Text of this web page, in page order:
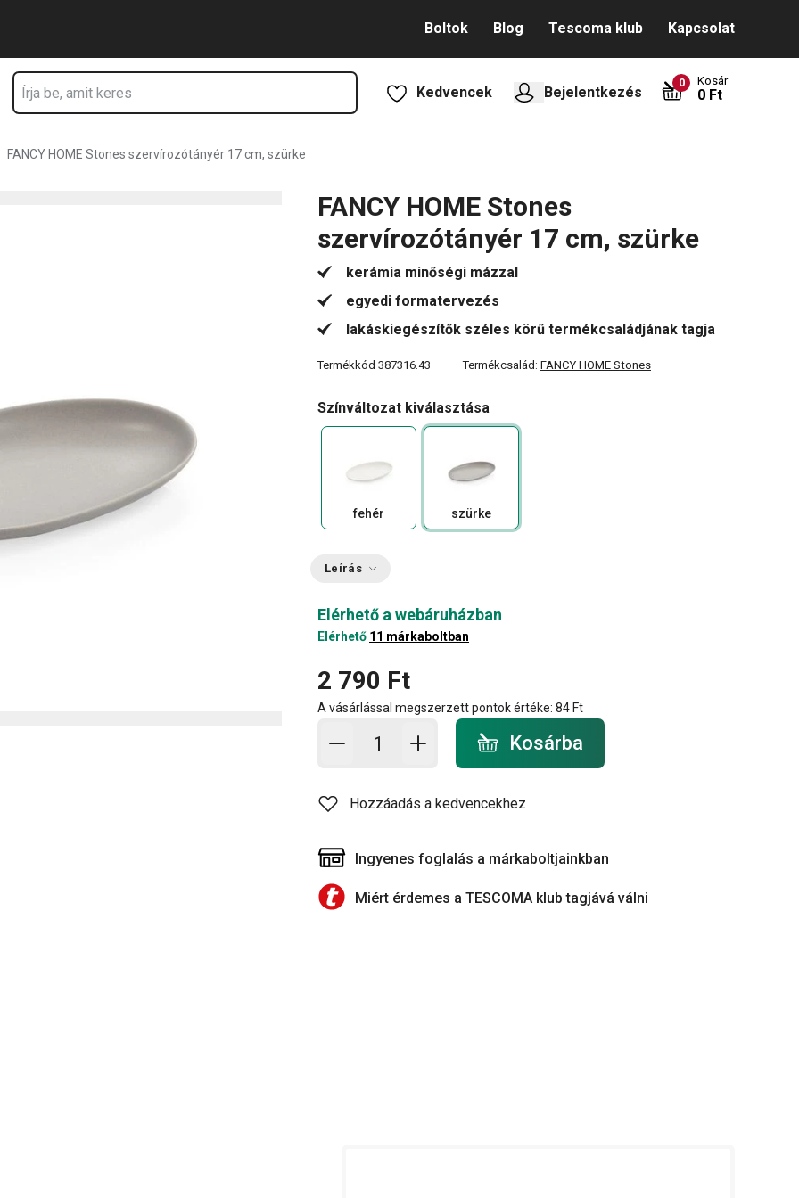
Boltok Blog Tescoma klub Kapcsolat
Kedvencek Bejelentkezés
0 Kosár
0 Ft
FANCY HOME Stones szervírozótányér 17 cm, szürke
FANCY HOME Stones
szervírozótányér 17 cm, szürke
kerámia minőségi mázzal
egyedi formatervezés
lakáskiegészítők széles körű termékcsaládjának tagja
Termékkód 387316.43 Termékcsalád: FANCY HOME Stones
Színváltozat kiválasztása
fehér szürke
Leírás
Elérhető a webáruházban
Elérhető 11 márkaboltban
2 790 Ft
A vásárlással megszerzett pontok értéke: 84 Ft
Kosárba - mennyiség
Kosárba
Hozzáadás a kedvencekhez
Ingyenes foglalás a márkaboltjainkban
Miért érdemes a TESCOMA klub tagjává válni